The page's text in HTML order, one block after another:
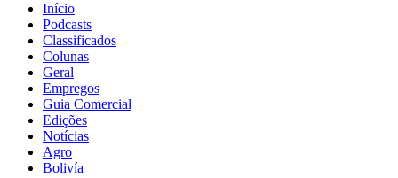
Início
Podcasts
Classificados
Colunas
Geral
Empregos
Guia Comercial
Edições
Notícias
Agro
Bolivía